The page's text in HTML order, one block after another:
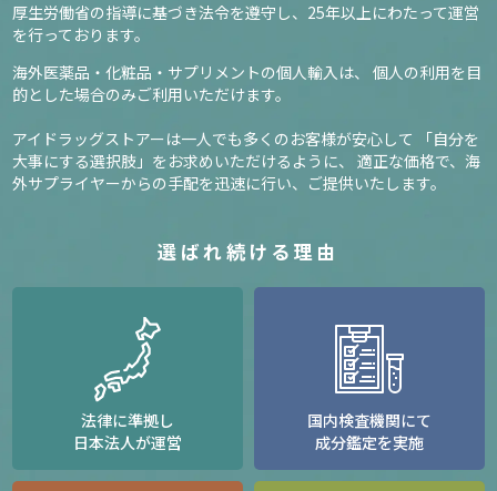
厚生労働省の指導に基づき法令を遵守し、 25年以上にわたって運営
を行っております。
海外医薬品・化粧品・サプリメントの個人輸入は、
個人の利用を目
的とした場合のみご利用いただけます。
アイドラッグストアーは一人でも多くのお客様が安心して
「自分を
大事にする選択肢」をお求めいただけるように、
適正な価格で、海
外サプライヤーからの手配を迅速に行い、ご提供いたします。
選ばれ続ける理由
法律に準拠し
日本法人が運営
国内検査機関にて
成分鑑定を実施